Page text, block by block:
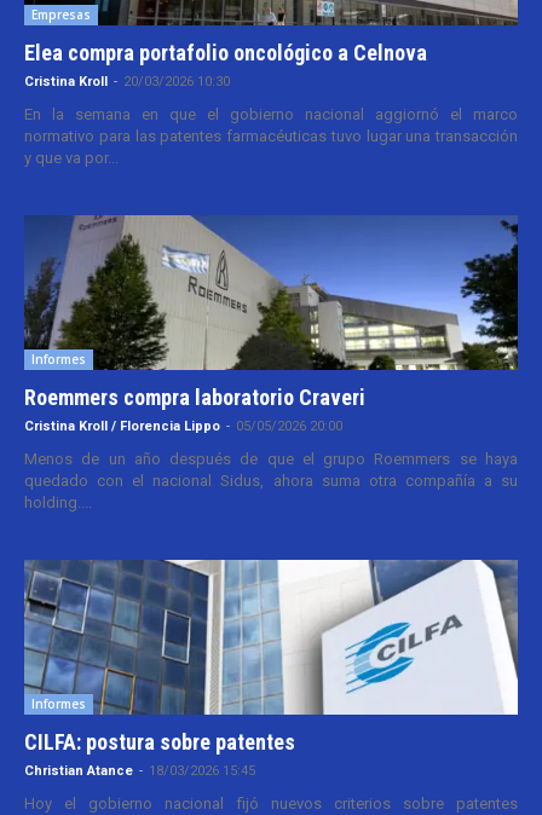
Empresas
Elea compra portafolio oncológico a Celnova
Cristina Kroll - 20/03/2026 10:30
En la semana en que el gobierno nacional aggiornó el marco
normativo para las patentes farmacéuticas tuvo lugar una transacción
y que va por...
Informes
Roemmers compra laboratorio Craveri
Cristina Kroll / Florencia Lippo - 05/05/2026 20:00
Menos de un año después de que el grupo Roemmers se haya
quedado con el nacional Sidus, ahora suma otra compañía a su
holding....
Informes
CILFA: postura sobre patentes
Christian Atance - 18/03/2026 15:45
Hoy el gobierno nacional fijó nuevos criterios sobre patentes